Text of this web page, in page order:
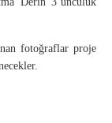
fotoğraflar proje